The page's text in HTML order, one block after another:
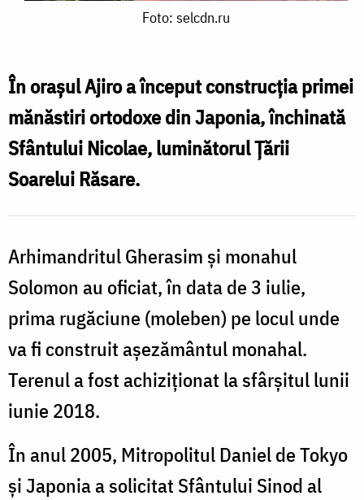
Foto: selcdn.ru
În oraşul Ajiro a început construcţia primei
mănăstiri ortodoxe din Japonia, închinată
Sfântului Nicolae, luminătorul Ţării
Soarelui Răsare.
Arhimandritul Gherasim şi monahul
Solomon au oficiat, în data de 3 iulie,
prima rugăciune (moleben) pe locul unde
va fi construit aşezământul monahal.
Terenul a fost achiziţionat la sfârşitul lunii
iunie 2018.
În anul 2005, Mitropolitul Daniel de Tokyo
şi Japonia a solicitat Sfântului Sinod al